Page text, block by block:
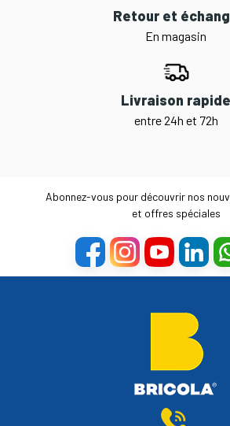
Retour et
En magasin
Livraison rapide
entre 24h et 72h
Abonnez-vous pour découvrir nos
et offres spéciales